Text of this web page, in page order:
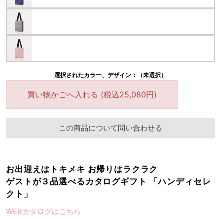
選択されたカラー、デザイン：（未選択）
買い物かごへ入れる (税込25,080円)
この商品について問い合わせる
お出迎えはトキメキ お帰りはラクラク
ゲストが３品選べるカタログギフト 「ハンディセレ
クト」
WEBカタログはこちら